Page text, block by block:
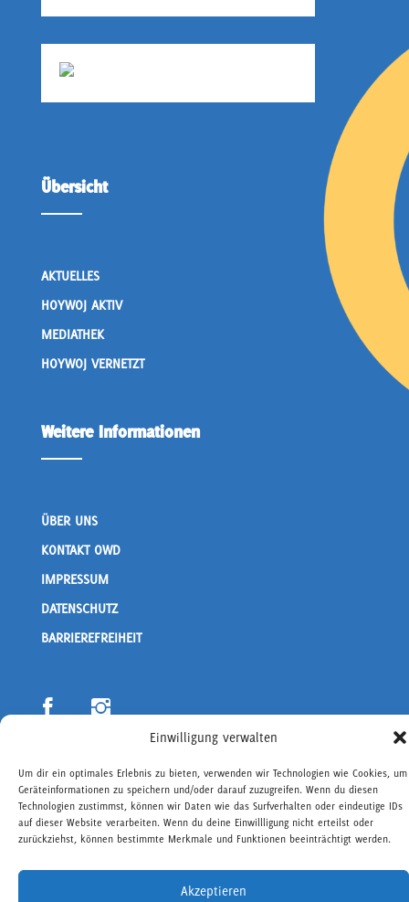
Einwilligung verwalten
Um dir ein optimales Erlebnis zu bieten, verwenden wir Technologien wie Cookies, um
Geräteinformationen zu speichern und/oder darauf zuzugreifen. Wenn du diesen
Technologien zustimmst, können wir Daten wie das Surfverhalten oder eindeutige IDs
auf dieser Website verarbeiten. Wenn du deine Einwillligung nicht erteilst oder
zurückziehst, können bestimmte Merkmale und Funktionen beeinträchtigt werden.
Akzeptieren
Übersicht
AKTUELLES
HOYWOJ AKTIV
MEDIATHEK
HOYWOJ VERNETZT
Weitere Informationen
ÜBER UNS
KONTAKT OWD
IMPRESSUM
DATENSCHUTZ
BARRIEREFREIHEIT
© Offene Werkstatt der Demokratie - 2026
DEVELOPED BYKREEVO GMBH